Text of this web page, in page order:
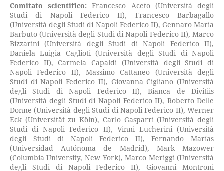
Comitato scientifico: Francesco Aceto (Università degli
Studi di Napoli Federico II), Francesco Barbagallo
(Università degli Studi di Napoli Federico II), Gennaro Maria
Barbuto (Università degli Studi di Napoli Federico II), Marco
Bizzarini (Università degli Studi di Napoli Federico II),
Daniela Luigia Caglioti (Università degli Studi di Napoli
Federico II), Carmela Capaldi (Università degli Studi di
Napoli Federico II), Massimo Cattaneo (Università degli
Studi di Napoli Federico II), Giovanna Cigliano (Università
degli Studi di Napoli Federico II), Bianca de Divitiis
(Università degli Studi di Napoli Federico II), Roberto Delle
Donne (Università degli Studi di Napoli Federico II), Werner
Eck (Universität zu Köln), Carlo Gasparri (Università degli
Studi di Napoli Federico II), Vinni Lucherini (Università
degli Studi di Napoli Federico II), Fernando Marías
(Universidad Autónoma de Madrid), Mark Mazower
(Columbia University, New York), Marco Meriggi (Università
degli Studi di Napoli Federico II), Giovanni Montroni